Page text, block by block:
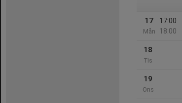
17
Mån
17:00
18:00
18
Tis
19
Ons